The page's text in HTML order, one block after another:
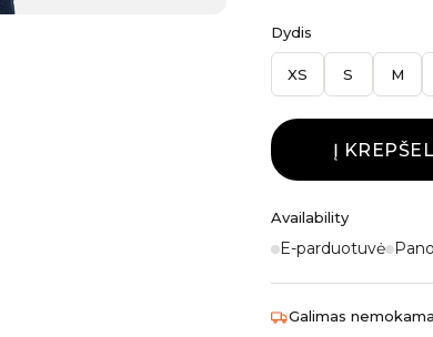
Dydis
XS S M
Į
Availability
E-parduotuvė
Galimas